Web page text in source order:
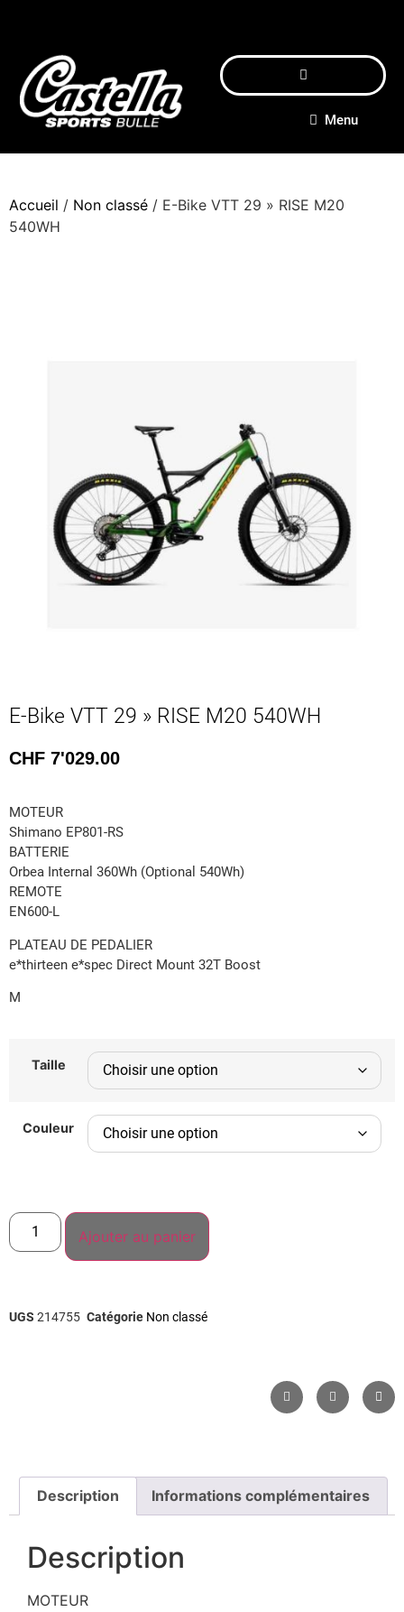
Menu
Accueil / Non classé / E-Bike VTT 29 » RISE M20
540WH
E-Bike VTT 29 » RISE M20 540WH
CHF 7'029.00
MOTEUR
Shimano EP801-RS
BATTERIE
Orbea Internal 360Wh (Optional 540Wh)
REMOTE
EN600-L
PLATEAU DE PEDALIER
e*thirteen e*spec Direct Mount 32T Boost
M
Taille
Couleur
Ajouter au panier
UGS 214755 Catégorie Non classé
Description Informations complémentaires
Description
MOTEUR